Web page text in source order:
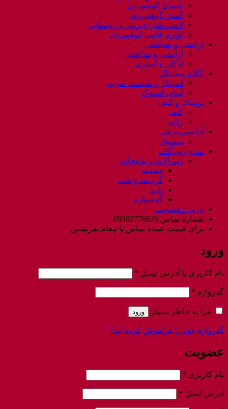
عصای کوهنوردی
کفش کوهنوردی
لامپ شارژی، نور و روشنایی
لوازم جانبی کوهنوردی
آرایشی و بهداشتی
آرایشی و بهداشتی
ادکلن و اسپری
کالای دیجیتال
اسپیکر و سیستم صوتی
لپتاب استوک
پوشاک و کیف
کیف
زنانه
آرایشی برقی
سشوار
مد و زیورآلات
زیورآلات و بدلیجات
دستبند
گردنبند و ست
پابند
گوشواره
ورود / عضویت
شماره تماس 09302776629
برای قیمت عمده تماس یا پیغام بفرستین
ورود
نام کاربری یا آدرس ایمیل *
گذرواژه *
مرا به خاطر بسپار ورود
گذرواژه خود را فراموش کرده اید؟
عضویت
نام کاربری *
آدرس ایمیل *